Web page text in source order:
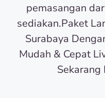
pemasangan
sediakan.Paket
Surabaya
Mudah & Cepat
Sekarang